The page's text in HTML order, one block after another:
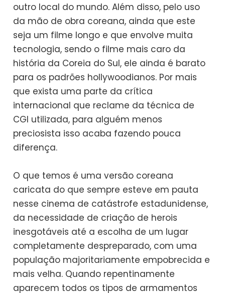
outro local do mundo. Além disso, pelo uso
da mão de obra coreana, ainda que este
seja um filme longo e que envolve muita
tecnologia, sendo o filme mais caro da
história da Coreia do Sul, ele ainda é barato
para os padrões hollywoodianos. Por mais
que exista uma parte da crítica
internacional que reclame da técnica de
CGI utilizada, para alguém menos
preciosista isso acaba fazendo pouca
diferença.
O que temos é uma versão coreana
caricata do que sempre esteve em pauta
nesse cinema de catástrofe estadunidense,
da necessidade de criação de herois
inesgotáveis até a escolha de um lugar
completamente despreparado, com uma
população majoritariamente empobrecida e
mais velha. Quando repentinamente
aparecem todos os tipos de armamentos